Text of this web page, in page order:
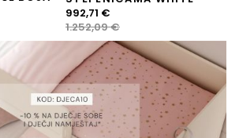
1.252,09€
Izvorna
cijena
bila
1.252,09 €.
992,71 €
Trenutna
cijena
je:
992,71 €.